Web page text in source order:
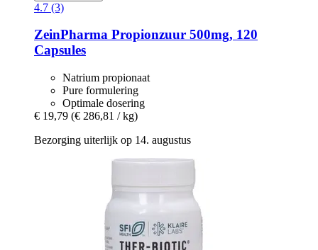
4.7 (3)
ZeinPharma Propionzuur 500mg, 120
Capsules
Natrium propionaat
Pure formulering
Optimale dosering
€ 19,79 (€ 286,81 / kg)
Bezorging uiterlijk op 14. augustus